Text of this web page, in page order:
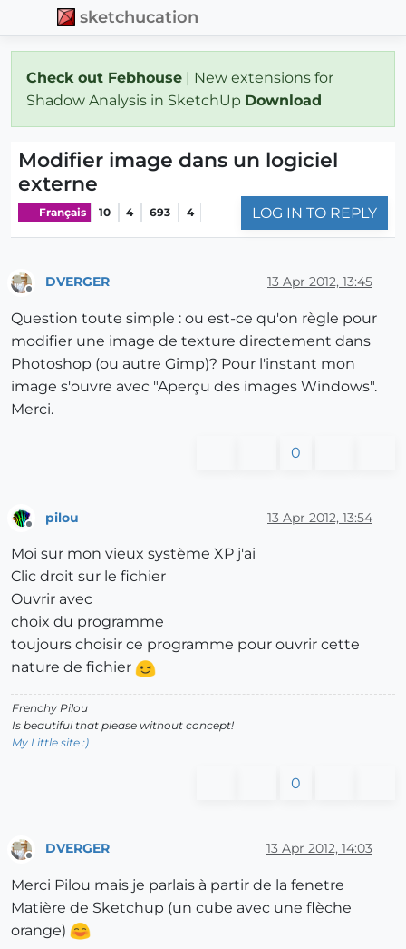
sketchucation
Check out Febhouse | New extensions for
Shadow Analysis in SketchUp Download
Modifier image dans un logiciel
externe
Français 10 4 693 4 LOG IN TO REPLY
DVERGER 13 Apr 2012, 13:45
Question toute simple : ou est-ce qu'on règle pour
modifier une image de texture directement dans
Photoshop (ou autre Gimp)? Pour l'instant mon
image s'ouvre avec "Aperçu des images Windows".
Merci.
0
pilou 13 Apr 2012, 13:54
Moi sur mon vieux système XP j'ai
Clic droit sur le fichier
Ouvrir avec
choix du programme
toujours choisir ce programme pour ouvrir cette
nature de fichier
Frenchy Pilou
Is beautiful that please without concept!
My Little site :)
0
Offline
DVERGER 13 Apr 2012, 14:03
Merci Pilou mais je parlais à partir de la fenetre
Matière de Sketchup (un cube avec une flèche
orange)